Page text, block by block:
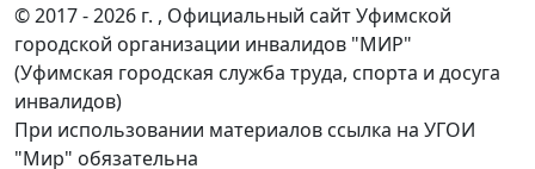
© 2017 - 2026 г. , Официальный сайт Уфимской
городской организации инвалидов "МИР"
(Уфимская городская служба труда, спорта и досуга
инвалидов)
При использовании материалов ссылка на УГОИ
"Мир" обязательна